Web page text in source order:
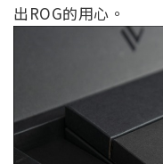
出ROG的用心。